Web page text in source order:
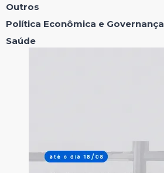
Outros
Política Econômica e Governança
Saúde